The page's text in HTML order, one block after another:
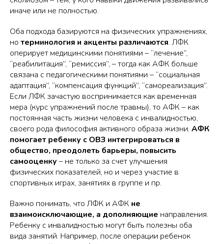
иначе или не полностью.
Оба подхода базируются на физических упражнениях,
но терминология и акценты различаются. ЛФК
оперирует медицинскими понятиями – “лечение”,
“реабилитация”, “ремиссия”, – тогда как АФК больше
связана с педагогическими понятиями – “социальная
адаптация”, “компенсация функций”, “самореализация”.
Если ЛФК зачастую воспринимается как временная
мера (курс упражнений после травмы), то АФК – как
постоянная часть жизни человека с инвалидностью,
своего рода философия активного образа жизни. АФК
помогает ребенку с ОВЗ интегрироваться в
общество, преодолеть барьеры, повысить
самооценку– не только за счет улучшения
физических показателей, но и через участие в
спортивных играх, занятиях в группе и пр.
Важно понимать, что ЛФК и АФК не
взаимоисключающие, а дополняющие направления.
Ребенку с инвалидностью могут быть полезны оба
вида занятий. Например, после операции ребенок